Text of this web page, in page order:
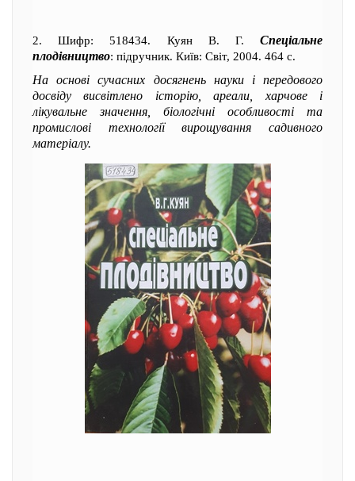
2. Шифр: 518434. Куян В. Г. Спеціальне
плодівництво: підручник. Київ: Світ, 2004. 464 с.
На основі сучасних досягнень науки і передового
досвіду висвітлено історію, ареали, харчове і
лікувальне значення, біологічні особливості та
промислові технології вирощування садивного
матеріалу.